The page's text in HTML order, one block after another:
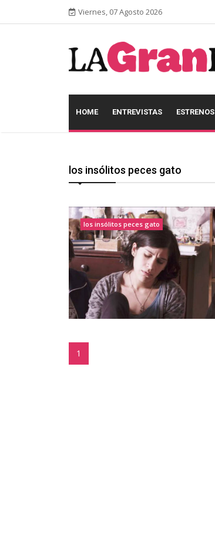
Viernes, 07 Agosto 2026
HOME ENTREVISTAS ESTRENOS
los insólitos peces gato
los insólitos peces gato
1